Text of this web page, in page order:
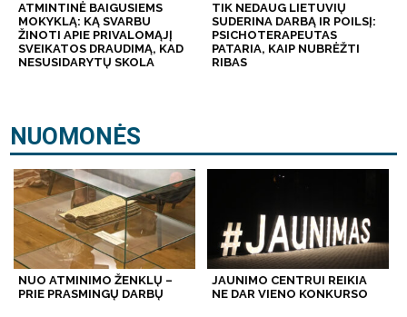
ATMINTINĖ BAIGUSIEMS
MOKYKLĄ: KĄ SVARBU
ŽINOTI APIE PRIVALOMĄJĮ
SVEIKATOS DRAUDIMĄ, KAD
NESUSIDARYTŲ SKOLA
TIK NEDAUG LIETUVIŲ
SUDERINA DARBĄ IR POILSĮ:
PSICHOTERAPEUTAS
PATARIA, KAIP NUBRĖŽTI
RIBAS
NUOMONĖS
NUO ATMINIMO ŽENKLŲ –
PRIE PRASMINGŲ DARBŲ
JAUNIMO CENTRUI REIKIA
NE DAR VIENO KONKURSO